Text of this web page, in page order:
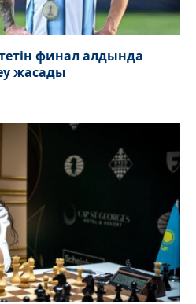
финал алдында
жасады